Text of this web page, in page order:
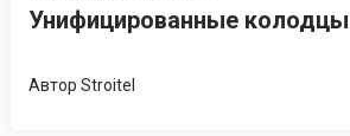
Унифицированные
Автор Stroitel